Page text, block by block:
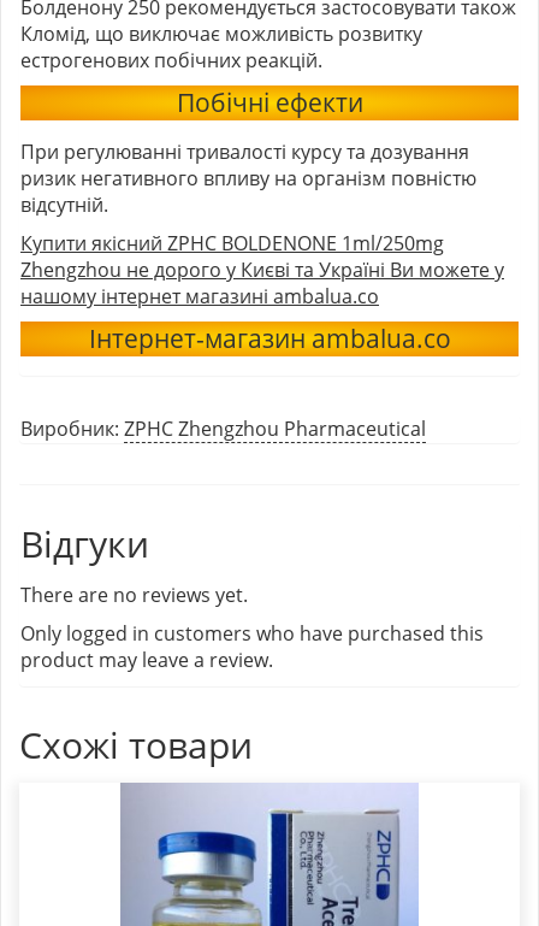
Болденону 250 рекомендується застосовувати також
Кломід, що виключає можливість розвитку
естрогенових побічних реакцій.
Побічні ефекти
При регулюванні тривалості курсу та дозування
ризик негативного впливу на організм повністю
відсутній.
Купити якісний ZPHC BOLDENONE 1ml/250mg
Zhengzhou не дорого у Києві та Україні Ви можете у
нашому інтернет магазині ambalua.co
Інтернет-магазин ambalua.co
Виробник: ZPHC Zhengzhou Pharmaceutical
Відгуки
There are no reviews yet.
Only logged in customers who have purchased this
product may leave a review.
Схожі товари